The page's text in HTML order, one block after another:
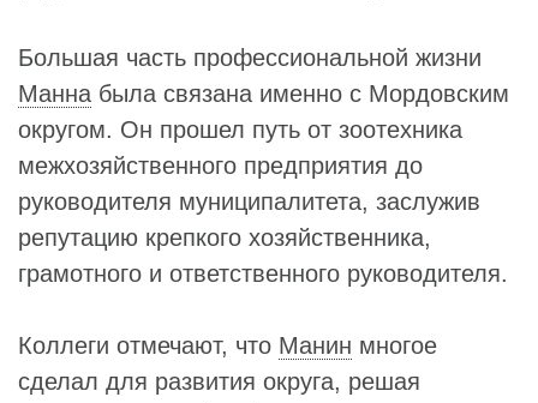
Большая часть профессиональной жизни
Манна была связана именно с Мордовским
округом. Он прошел путь от зоотехника
межхозяйственного предприятия до
руководителя муниципалитета, заслужив
репутацию крепкого хозяйственника,
грамотного и ответственного руководителя.
Коллеги отмечают, что Манин многое
сделал для развития округа, решая